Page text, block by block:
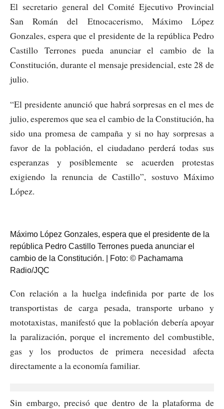
El secretario general del Comité Ejecutivo Provincial
San Román del Etnocacerismo, Máximo López
Gonzales, espera que el presidente de la república Pedro
Castillo Terrones pueda anunciar el cambio de la
Constitución, durante el mensaje presidencial, este 28 de
julio.
“El presidente anunció que habrá sorpresas en el mes de
julio, esperemos que sea el cambio de la Constitución, ha
sido una promesa de campaña y si no hay sorpresas a
favor de la población, el ciudadano perderá todas sus
esperanzas y posiblemente se acuerden protestas
exigiendo la renuncia de Castillo”, sostuvo Máximo
López.
Máximo López Gonzales, espera que el presidente de la
república Pedro Castillo Terrones pueda anunciar el
cambio de la Constitución. | Foto: © Pachamama
Radio/JQC
Con relación a la huelga indefinida por parte de los
transportistas de carga pesada, transporte urbano y
mototaxistas, manifestó que la población debería apoyar
la paralización, porque el incremento del combustible,
gas y los productos de primera necesidad afecta
directamente a la economía familiar.
Sin embargo, precisó que dentro de la plataforma de